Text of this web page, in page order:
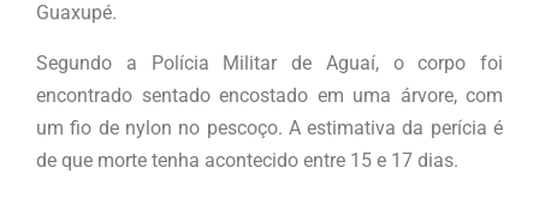
Guaxupé.
Segundo a Polícia Militar de Aguaí, o corpo foi
encontrado sentado encostado em uma árvore, com
um fio de nylon no pescoço. A estimativa da perícia é
de que morte tenha acontecido entre 15 e 17 dias.